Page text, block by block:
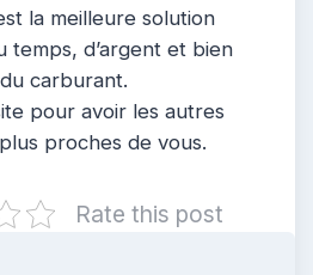
la meilleure solution
temps, d’argent et bien
carburant.
pour avoir les autres
proches de vous.
Rate this post